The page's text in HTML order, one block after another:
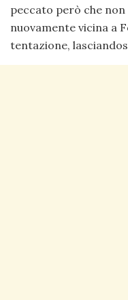
peccato però che
nuovamente vicina a
tentazione,